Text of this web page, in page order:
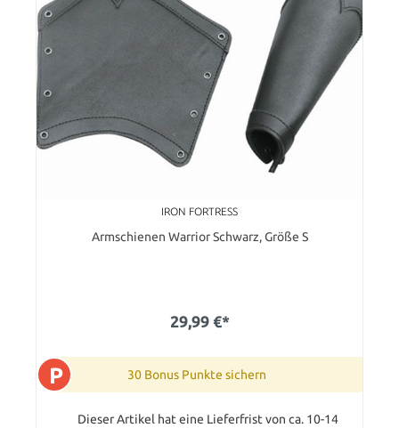
IRON FORTRESS
Armschienen Warrior Schwarz, Größe S
29,99 €*
P 30 Bonus Punkte sichern
Dieser Artikel hat eine Lieferfrist von ca. 10-14